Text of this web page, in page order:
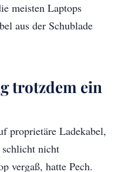
meisten Laptops
aus der Schublade
trotzdem ein
proprietäre Ladekabel,
nicht
vergaß, hatte Pech.